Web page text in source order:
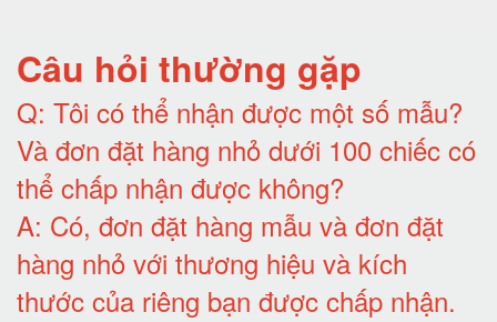
Câu hỏi thường gặp
Q: Tôi có thể nhận được một số mẫu?
Và đơn đặt hàng nhỏ dưới 100 chiếc có
thể chấp nhận được không?
A: Có, đơn đặt hàng mẫu và đơn đặt
hàng nhỏ với thương hiệu và kích
thước của riêng bạn được chấp nhận.